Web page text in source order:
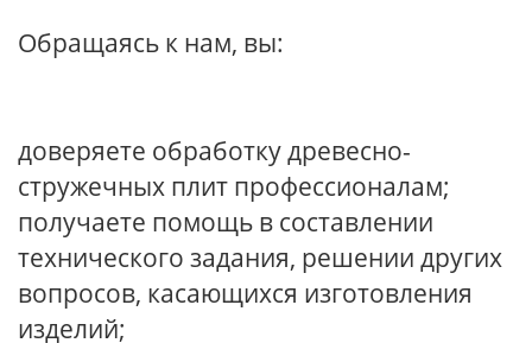
Обращаясь к нам, вы:
доверяете обработку древесно-
стружечных плит профессионалам;
получаете помощь в составлении
технического задания, решении других
вопросов, касающихся изготовления
изделий;